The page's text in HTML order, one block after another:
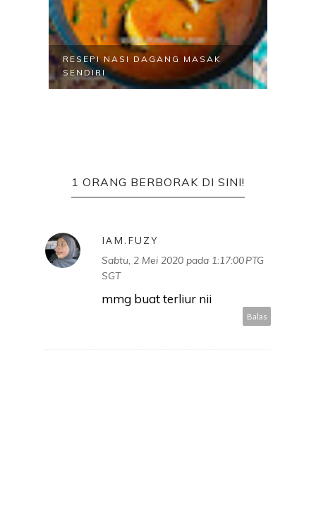
RESEPI NASI DAGANG MASAK
SENDIRI
1 ORANG BERBORAK DI SINI!
IAM.FUZY
Sabtu, 2 Mei 2020 pada 1:17:00 PTG
SGT
mmg buat terliur nii
Balas